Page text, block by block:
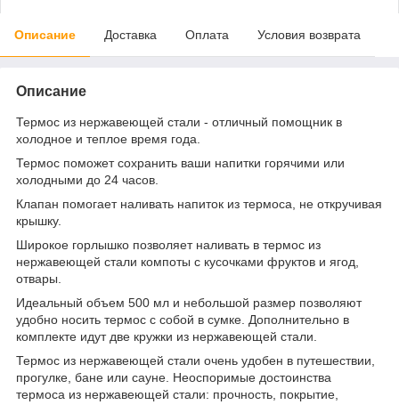
Описание Доставка Оплата Условия возврата
Описание
Термос из нержавеющей стали - отличный помощник в
холодное и теплое время года.
Термос поможет сохранить ваши напитки горячими или
холодными до 24 часов.
Клапан помогает наливать напиток из термоса, не откручивая
крышку.
Широкое горлышко позволяет наливать в термос из
нержавеющей стали компоты с кусочками фруктов и ягод,
отвары.
Идеальный объем 500 мл и небольшой размер позволяют
удобно носить термос с собой в сумке. Дополнительно в
комплекте идут две кружки из нержавеющей стали.
Термос из нержавеющей стали очень удобен в путешествии,
прогулке, бане или сауне. Неоспоримые достоинства
термоса из нержавеющей стали: прочность, покрытие,